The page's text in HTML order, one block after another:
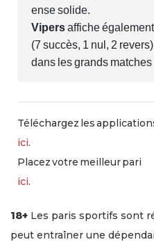
ense solide.
Vipersaffiche
(7 succès, 1 nul, 2
dans les grands matches
Téléchargez les
ici.
Placez votre meilleur pari
ici.
18+ Les paris sportifs sont
peut entraîner une